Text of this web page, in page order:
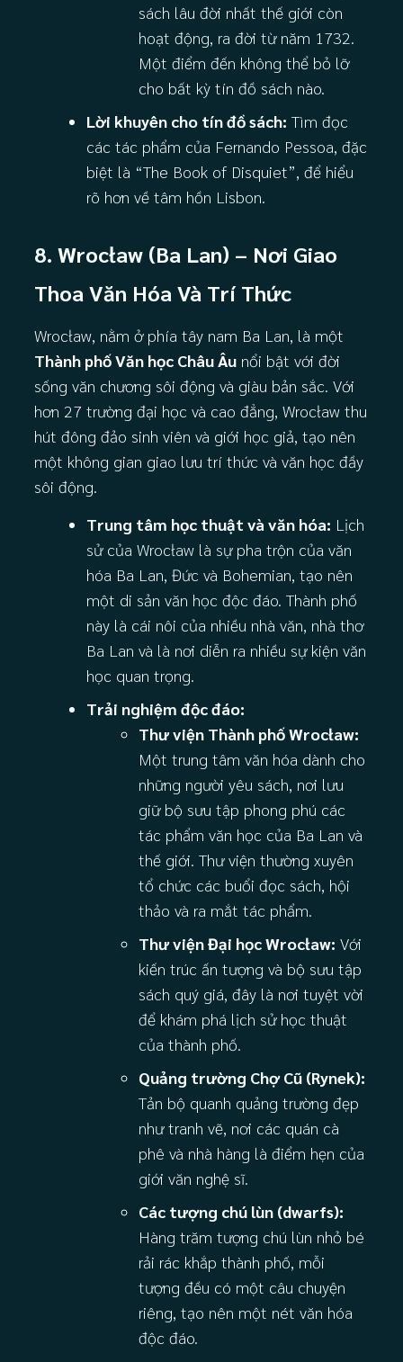
sách lâu đời nhất thế giới còn
hoạt động, ra đời từ năm 1732.
Một điểm đến không thể bỏ lỡ
cho bất kỳ tín đồ sách nào.
Lời khuyên cho tín đồ sách: Tìm đọc
các tác phẩm của Fernando Pessoa, đặc
biệt là “The Book of Disquiet”, để hiểu
rõ hơn về tâm hồn Lisbon.
8. Wrocław (Ba Lan) – Nơi Giao
Thoa Văn Hóa Và Trí Thức
Wrocław, nằm ở phía tây nam Ba Lan, là một
Thành phố Văn học Châu Âu nổi bật với đời
sống văn chương sôi động và giàu bản sắc. Với
hơn 27 trường đại học và cao đẳng, Wrocław thu
hút đông đảo sinh viên và giới học giả, tạo nên
một không gian giao lưu trí thức và văn học đầy
sôi động.
Trung tâm học thuật và văn hóa: Lịch
sử của Wrocław là sự pha trộn của văn
hóa Ba Lan, Đức và Bohemian, tạo nên
một di sản văn học độc đáo. Thành phố
này là cái nôi của nhiều nhà văn, nhà thơ
Ba Lan và là nơi diễn ra nhiều sự kiện văn
học quan trọng.
Trải nghiệm độc đáo:
Thư viện Thành phố Wrocław:
Một trung tâm văn hóa dành cho
những người yêu sách, nơi lưu
giữ bộ sưu tập phong phú các
tác phẩm văn học của Ba Lan và
thế giới. Thư viện thường xuyên
tổ chức các buổi đọc sách, hội
thảo và ra mắt tác phẩm.
Thư viện Đại học Wrocław: Với
kiến trúc ấn tượng và bộ sưu tập
sách quý giá, đây là nơi tuyệt vời
để khám phá lịch sử học thuật
của thành phố.
Quảng trường Chợ Cũ (Rynek):
Tản bộ quanh quảng trường đẹp
như tranh vẽ, nơi các quán cà
phê và nhà hàng là điểm hẹn của
giới văn nghệ sĩ.
Các tượng chú lùn (dwarfs):
Hàng trăm tượng chú lùn nhỏ bé
rải rác khắp thành phố, mỗi
tượng đều có một câu chuyện
riêng, tạo nên một nét văn hóa
độc đáo.